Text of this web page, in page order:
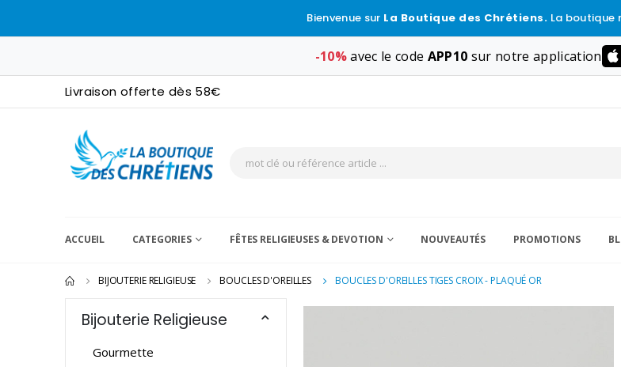
Bienvenue sur La Boutique des Chrétiens. La boutique
-10%avec le code APP10 sur notre application
Livraison offerte dès 58€
ACCUEIL CATEGORIES FÊTES RELIGIEUSES & DEVOTION NOUVEAUTÉS PROMOTIONS
BIJOUTERIE RELIGIEUSE BOUCLES D'OREILLES BOUCLES D'OREILLES TIGES CROIX - PLAQUÉ OR
Bijouterie Religieuse
Gourmette